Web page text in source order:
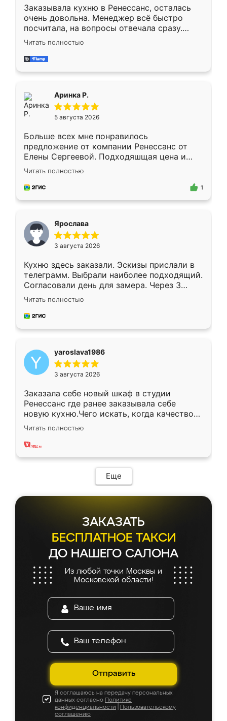
Заказывала кухню в Ренессанс, осталась
очень довольна. Менеджер всё быстро
посчитала, на вопросы отвечала сразу.
Замерщик приехал в субботу, подошёл к
делу со всей ответственностью. Собрали
за день, ребята работали аккуратно, даже
Читать полностью
Аринка Р.
5 августа 2026
Больше всех мне понравилось
предложение от компании Ренессанс от
Елены Сергеевой. Подходяшщая цена и
короткие сроки изготовления. Приехавший
для замера сотрудник Владислав
предложил по моему эскизу самый
Читать полностью
1
Ярослава
3 августа 2026
Кухню здесь заказали. Эскизы прислали в
телеграмм. Выбрали наиболее подходящий.
Согласовали день для замера. Через 3
недели кухня была уже готова. Остались
довольны работой. Спасибо Ренессанс
мебель за качественную работу!
Читать полностью
yaroslava1986
3 августа 2026
Заказала себе новый шкаф в студии
Ренессанс где ранее заказывала себе
новую кухню.Чего искать, когда качеством
вполне довольна. Служит кухня уже почти
два года, нареканий нет.
Читать полностью
Еще
ЗАКАЗАТЬ
БЕСПЛАТНОЕ ТАКСИ
ДО НАШЕГО САЛОНА
Из любой точки Москвы и
Московской области!
Отправить
Я соглашаюсь на передачу персональных
данных согласно Политике
конфиденциальности
Пользовательскому
соглашению